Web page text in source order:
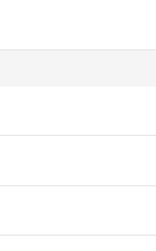
苗。 “许了什么愿？”
野。” “小事儿。”陈在
虫子啄食了蛋糕，甜
看见你了。” 陈在野
阳拉的冗长，长到这
年的落魄少年相去甚
遇。 初九被男人压在